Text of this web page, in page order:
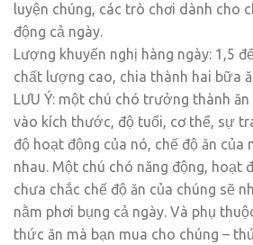
luyện chúng, các trò chơi dành cho
động cả ngày.
Lượng khuyến nghị hàng ngày: 1,5
chất lượng cao, chia thành hai bữa
LƯU Ý: một chú chó trưởng thành
vào kích thước, độ tuổi, cơ thể, sự
độ hoạt động của nó, chế độ ăn của
nhau. Một chú chó năng động, hoạt
chưa chắc chế độ ăn của chúng sẽ
nằm phơi bụng cả ngày. Và phụ
thức ăn mà bạn mua cho chúng –